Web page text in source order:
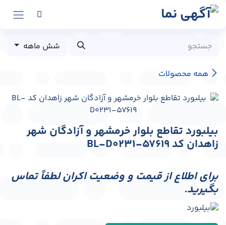
پرش به محتوا
همه محصولات
شش ماهه
بیلبورد تقاطع بلوار خرمشهر و آزادگان شهر
زاهدان کد BL-D0231-57619
برای اطلاع از قیمت و وضعیت اکران لطفاً تماس
بگیرید.